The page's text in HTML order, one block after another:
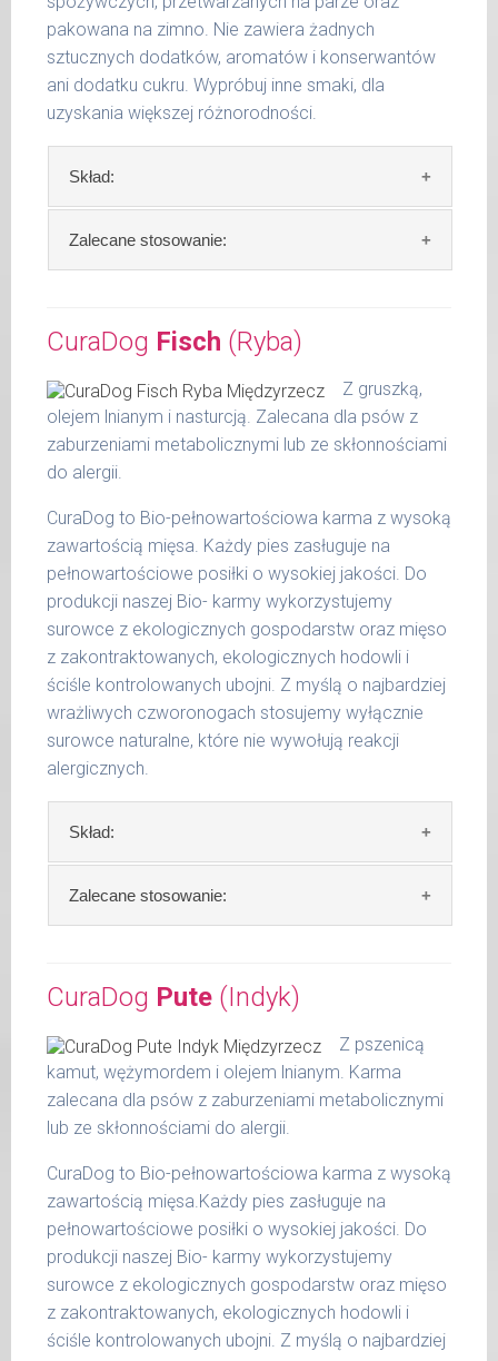
36 -
50 kg
1000 g
51 -
1200 g
Podane liczby są wartościami orientacyjnymi.
Indywidualne potrzeby zależne są od rasy,
aktywności, warunków hodowli oraz innych
czynników.
pakowana na zimno. Nie zawiera żadnych
sztucznych dodatków, aromatów i konserwantów
ani dodatku cukru. Wypróbuj inne smaki, dla
uzyskania większej różnorodności.
Skład:
Skład:mięso i produkty pochodzenia
zwierzęcego: 69% indyk, 4% ryż, bulion mięsny,
Szczegółowa analiza składu:
surowe białko 10,40 %
tłuszcz surowy 5,30 %
popiół surowy 2,00 %
włókno surowe 0,40 %
wapń 0,40 %
fosfor 0,24 %
Zalecane stosowanie:
świeży posiłek, oferujemy różne objętości
puszek. Zalecamy przechowywanie
otwartych opakowań w lodówce, nie dłużej
niż 2 dni.
W tabeli ujęto dzienne zapotrzebowanie na
MaxidogVit Schonkost Pute (Indyk)
waga
dzienna
porcja
do 5
kg
200 g
kg
300 g
15 -
25 kg
400 g
26 -
35 kg
36 -
50 kg
51 -
Podane liczby są wartościami orientacyjnymi.
aktywności, warunków hodowli oraz innych
czynników.
Waga netto/Nr art.: 200 g/1007 | 400
CuraDog Fisch (Ryba)
Z gruszką,
olejem lnianym i nasturcją. Zalecana dla psów z
zaburzeniami metabolicznymi lub ze skłonnościami
do alergii.
CuraDog to Bio-pełnowartościowa karma z wysoką
zawartością mięsa. Każdy pies zasługuje na
pełnowartościowe posiłki o wysokiej jakości. Do
produkcji naszej Bio- karmy wykorzystujemy
surowce z ekologicznych gospodarstw oraz mięso
z zakontraktowanych, ekologicznych hodowli i
ściśle kontrolowanych ubojni. Z myślą o najbardziej
wrażliwych czworonogach stosujemy wyłącznie
surowce naturalne, które nie wywołują reakcji
alergicznych.
Skład:
Skład:ryba* 64%, komosa ryżowa 15%,
gruszka 10%, nasturcja 1%, olej lniany 1 %, algi
Szczegółowa analiza składu:
surowe białko 8,60 %
tłuszcz surowy 6,20 %
popiół surowy 0,60 %
włókno surowe 0,80 %
wapń 1,40 %
fosfor 0,80 %
Zalecane stosowanie:
opakowań w lodówce, nie dłużej niż 2 dni.
W tabeli ujęto dzienne zapotrzebowanie na
CuraDog Fisch (Ryba)
psa
porcja
do 5
kg
270 g
kg
450 g
15 -
25 kg
700 g
CuraDog Pute (Indyk)
Z pszenicą
kamut, wężymordem i olejem lnianym. Karma
zalecana dla psów z zaburzeniami metabolicznymi
lub ze skłonnościami do alergii.
CuraDog to Bio-pełnowartościowa karma z wysoką
zawartością mięsa.Każdy pies zasługuje na
pełnowartościowe posiłki o wysokiej jakości. Do
produkcji naszej Bio- karmy wykorzystujemy
surowce z ekologicznych gospodarstw oraz mięso
z zakontraktowanych, ekologicznych hodowli i
ściśle kontrolowanych ubojni. Z myślą o najbardziej